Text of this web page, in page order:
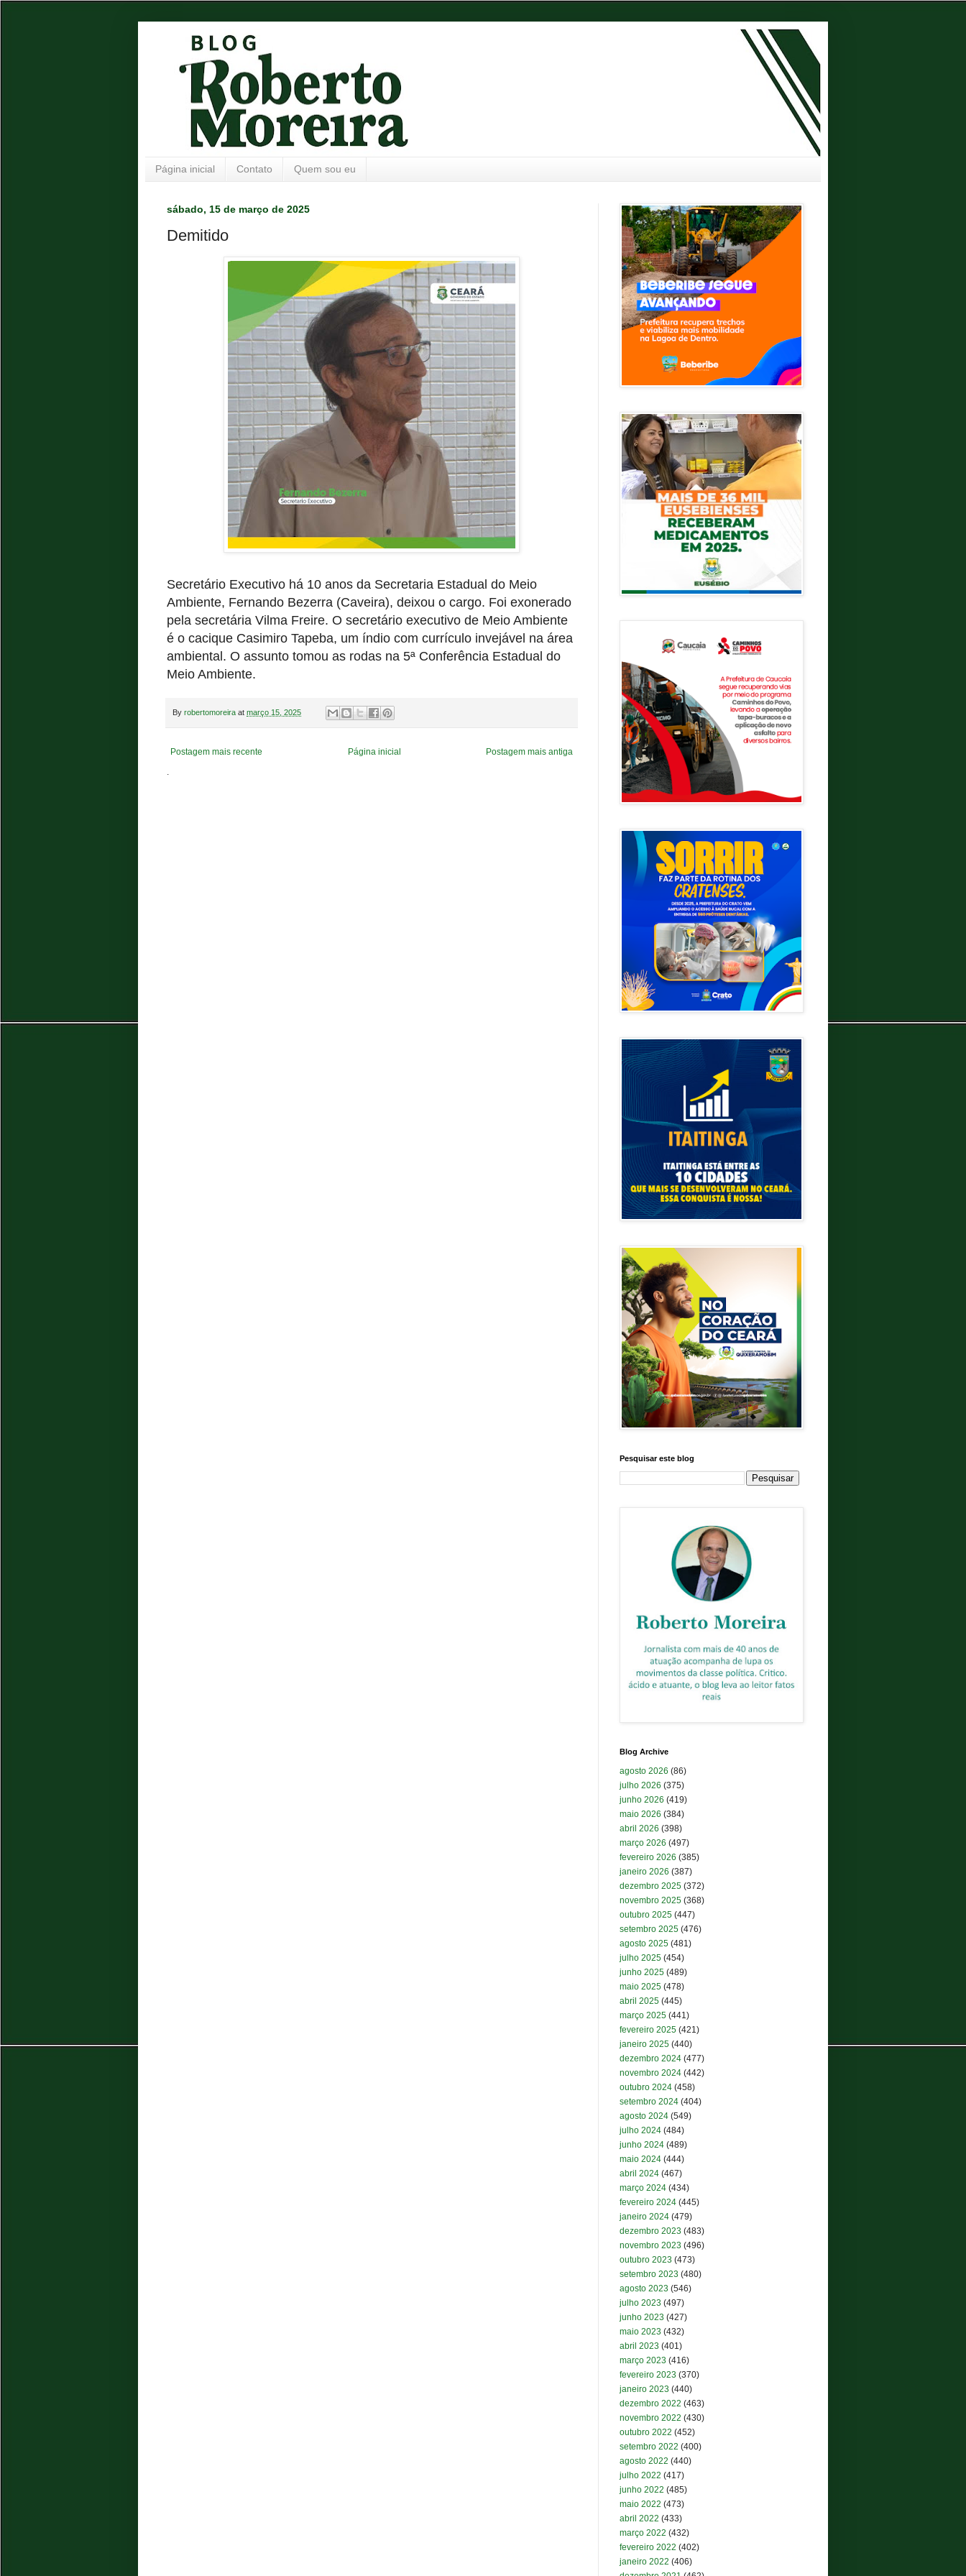
Página inicial Contato Quem sou eu
sábado, 15 de março de 2025
Demitido
Secretário Executivo há 10 anos da Secretaria Estadual do Meio
Ambiente, Fernando Bezerra (Caveira), deixou o cargo. Foi exonerado
pela secretária Vilma Freire. O secretário executivo de Meio Ambiente
é o cacique Casimiro Tapeba, um índio com currículo invejável na área
ambiental. O assunto tomou as rodas na 5ª Conferência Estadual do
Meio Ambiente.
By robertomoreira at março 15, 2025
Postagem mais recente Postagem mais antiga
Página inicial
.
Pesquisar este blog
Blog Archive
agosto 2026 (86)
julho 2026 (375)
junho 2026 (419)
maio 2026 (384)
abril 2026 (398)
março 2026 (497)
fevereiro 2026 (385)
janeiro 2026 (387)
dezembro 2025 (372)
novembro 2025 (368)
outubro 2025 (447)
setembro 2025 (476)
agosto 2025 (481)
julho 2025 (454)
junho 2025 (489)
maio 2025 (478)
abril 2025 (445)
março 2025 (441)
fevereiro 2025 (421)
janeiro 2025 (440)
dezembro 2024 (477)
novembro 2024 (442)
outubro 2024 (458)
setembro 2024 (404)
agosto 2024 (549)
julho 2024 (484)
junho 2024 (489)
maio 2024 (444)
abril 2024 (467)
março 2024 (434)
fevereiro 2024 (445)
janeiro 2024 (479)
dezembro 2023 (483)
novembro 2023 (496)
outubro 2023 (473)
setembro 2023 (480)
agosto 2023 (546)
julho 2023 (497)
junho 2023 (427)
maio 2023 (432)
abril 2023 (401)
março 2023 (416)
fevereiro 2023 (370)
janeiro 2023 (440)
dezembro 2022 (463)
novembro 2022 (430)
outubro 2022 (452)
setembro 2022 (400)
agosto 2022 (440)
julho 2022 (417)
junho 2022 (485)
maio 2022 (473)
abril 2022 (433)
março 2022 (432)
fevereiro 2022 (402)
janeiro 2022 (406)